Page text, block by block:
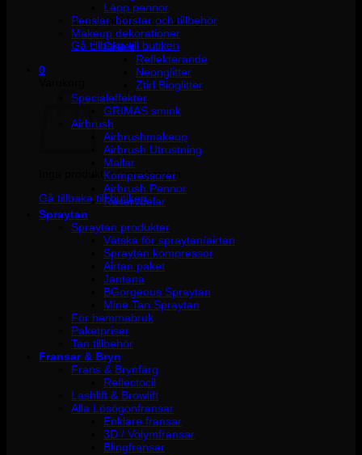
Inga produkter i varukorgen.
Gå tillbaka till butiken
0
Inga produkter i varukorgen.
Gå tillbaka till butiken
Läpp pennor
Penslar, borstar och tillbehör
Makeup dekorationer
Glitter
Reflekterande
Neonglitter
Ztirl Bioglitter
Specialeffekter
GRIMAS smink
Airbrush
Airbrushmakeup
Airbrush Utrustning
Mallar
Kompressorer
Airbrush Pennor
Reservdelar
Spraytan
Spraytan produkter
Vätska för spraytan/airtan
Spraytan kompressor
Airtan paket
Jantana
BGorgeous Spraytan
Mine Tan Spraytan
För hemmabruk
Paketpriser
Tan tillbehör
Fransar & Bryn
Frans & Brynfärg
Reflectocil
Lashlift & Browlift
Alla Lösögonfransar
Enklare fransar
3D / Volymfransar
Blingfransar